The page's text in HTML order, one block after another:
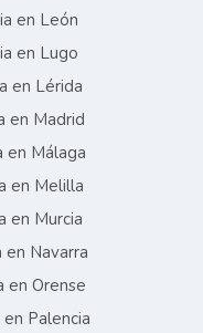
en León
en Lugo
en Lérida
en Madrid
en Málaga
en Melilla
en Murcia
en Navarra
en Orense
Palencia